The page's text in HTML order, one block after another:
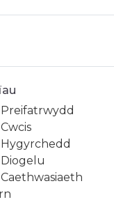
Preifatrwydd
Hygyrchedd
Diogelu
Caethwasiaeth